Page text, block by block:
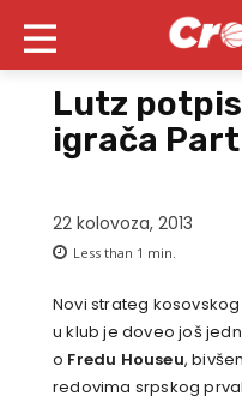
Lutz
igrača
22 kolovoza, 2013
Less than 1 min.
Novi strateg kosovskog
u klub je doveo još
o Fredu Houseu,
redovima srpskog